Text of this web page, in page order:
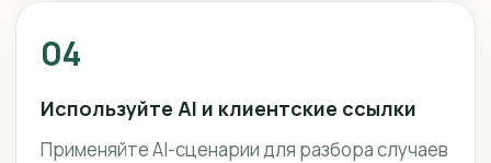
04
Используйте AI и клиентские ссылки
Применяйте AI-сценарии для разбора случаев